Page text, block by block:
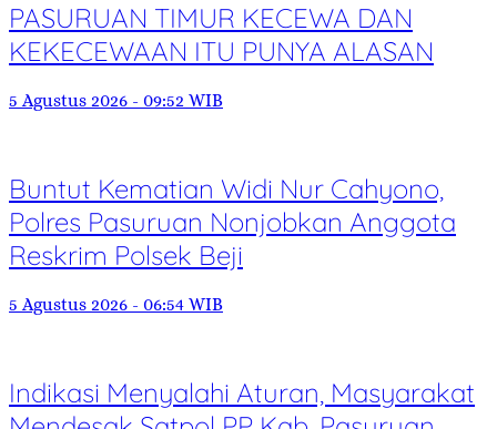
PASURUAN TIMUR KECEWA DAN
KEKECEWAAN ITU PUNYA ALASAN
5 Agustus 2026 - 09:52 WIB
Buntut Kematian Widi Nur Cahyono,
Polres Pasuruan Nonjobkan Anggota
Reskrim Polsek Beji
5 Agustus 2026 - 06:54 WIB
Indikasi Menyalahi Aturan, Masyarakat